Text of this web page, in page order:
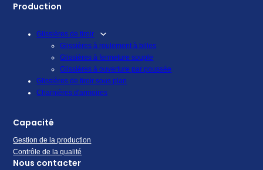
Production
Glissières de tiroir
Glissières à roulement à billes
Glissières à fermeture souple
Glissières à ouverture par poussée
Glissières de tiroir sous plan
Charnières d'armoires
Capacité
Gestion de la production
Contrôle de la qualité
Nous contacter